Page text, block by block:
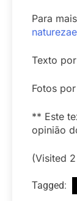
Para
Texto
Fotos
** Este
opinião
(Visited
Tagged: